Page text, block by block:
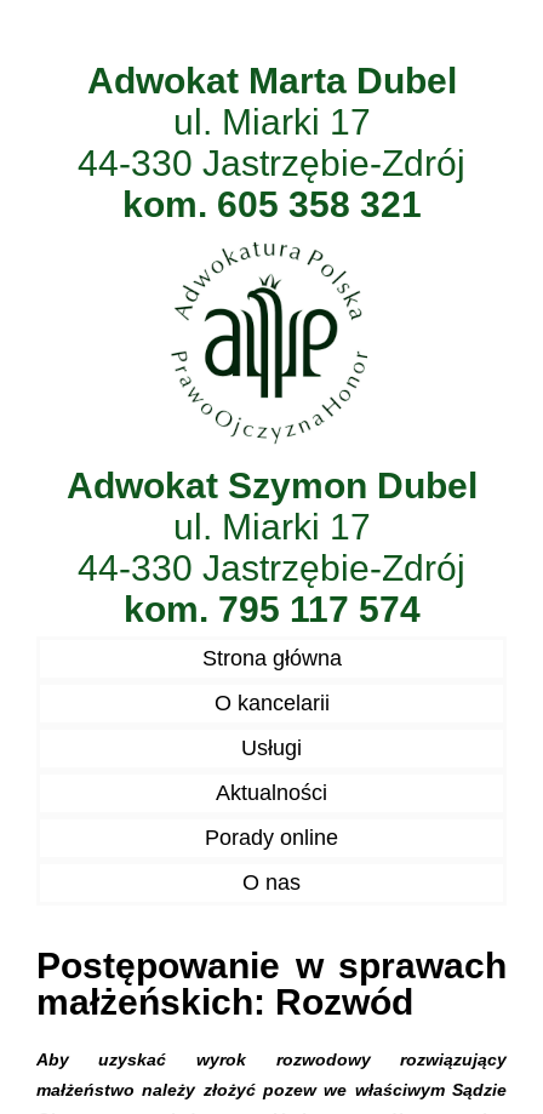
Adwokat Marta Dubel
ul. Miarki 17
44-330 Jastrzębie-Zdrój
kom. 605 358 321
Adwokat Szymon Dubel
ul. Miarki 17
44-330 Jastrzębie-Zdrój
kom. 795 117 574
Strona główna
O kancelarii
Usługi
Aktualności
Porady online
O nas
Postępowanie w sprawach
małżeńskich: Rozwód
Aby uzyskać wyrok rozwodowy rozwiązujący
małżeństwo należy złożyć pozew we właściwym Sądzie